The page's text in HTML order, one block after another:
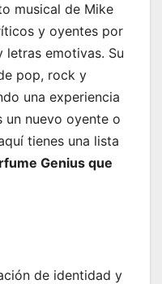
musical de Mike
y oyentes por
letras emotivas. Su
pop, rock y
una experiencia
un nuevo oyente o
tienes una lista
Genius que
de identidad y